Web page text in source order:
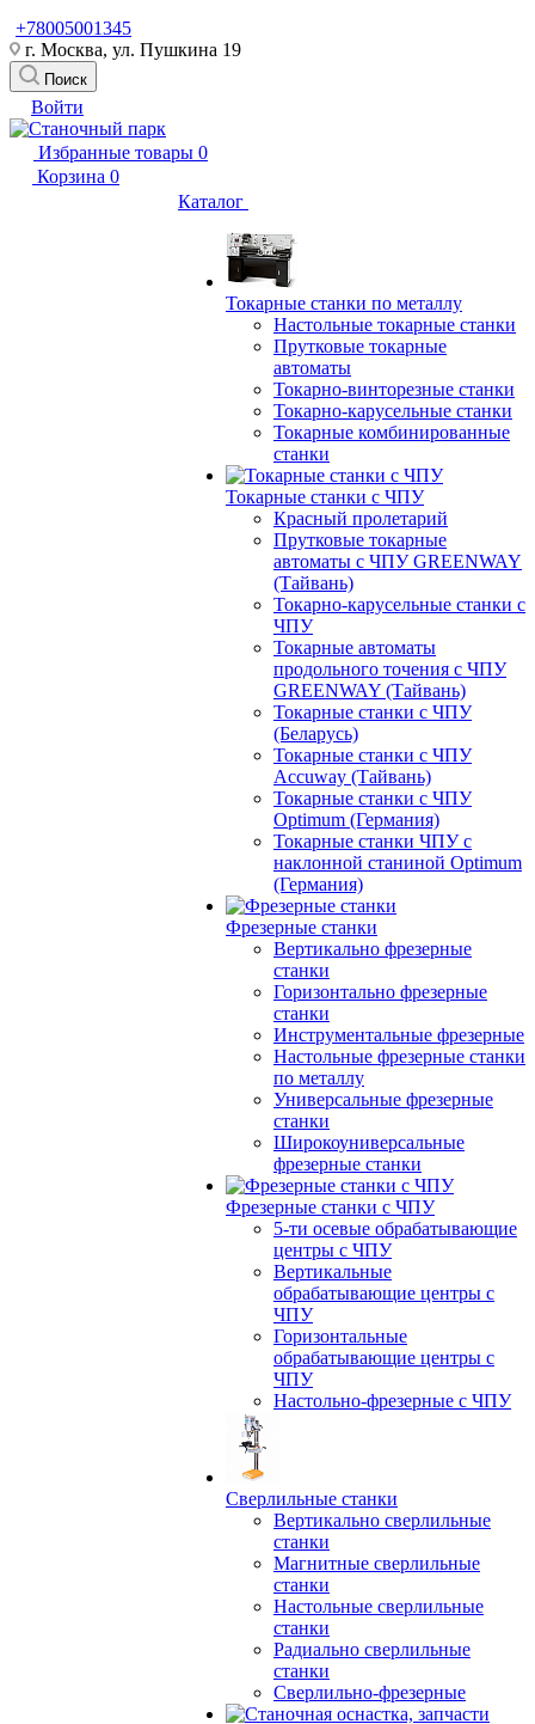
+78005001345
г. Москва, ул. Пушкина 19
Поиск
Войти
Избранные товары 0
Корзина 0
Каталог
Токарные станки по металлу
Настольные токарные станки
Прутковые токарные
автоматы
Токарно-винторезные станки
Токарно-карусельные станки
Токарные комбинированные
станки
Токарные станки с ЧПУ
Красный пролетарий
Прутковые токарные
автоматы с ЧПУ GREENWAY
(Тайвань)
Токарно-карусельные станки с
ЧПУ
Токарные автоматы
продольного точения с ЧПУ
GREENWAY (Тайвань)
Токарные станки с ЧПУ
(Беларусь)
Токарные станки с ЧПУ
Accuway (Тайвань)
Токарные станки с ЧПУ
Optimum (Германия)
Токарные станки ЧПУ с
наклонной станиной Optimum
(Германия)
Фрезерные станки
Вертикально фрезерные
станки
Горизонтально фрезерные
станки
Инструментальные фрезерные
Настольные фрезерные станки
по металлу
Универсальные фрезерные
станки
Широкоуниверсальные
фрезерные станки
Фрезерные станки с ЧПУ
5-ти осевые обрабатывающие
центры с ЧПУ
Вертикальные
обрабатывающие центры с
ЧПУ
Горизонтальные
обрабатывающие центры с
ЧПУ
Настольно-фрезерные с ЧПУ
Сверлильные станки
Вертикально сверлильные
станки
Магнитные сверлильные
станки
Настольные сверлильные
станки
Радиально сверлильные
станки
Сверлильно-фрезерные